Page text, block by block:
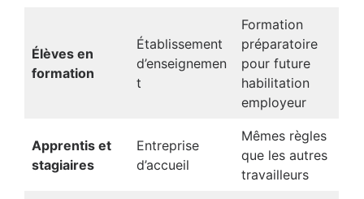
Élèves en
formation
Établissement
d’enseignemen
t
Formation
préparatoire
pour future
habilitation
employeur
Apprentis et
stagiaires
Entreprise
d’accueil
Mêmes règles
que les autres
travailleurs